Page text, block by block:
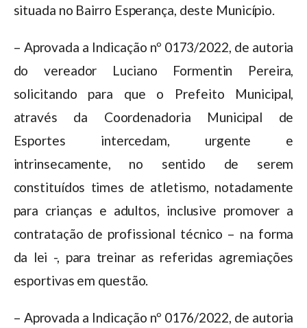
situada no Bairro Esperança, deste Município.
– Aprovada a Indicação nº 0173/2022, de autoria
do vereador Luciano Formentin Pereira,
solicitando para que o Prefeito Municipal,
através da Coordenadoria Municipal de
Esportes intercedam, urgente e
intrinsecamente, no sentido de serem
constituídos times de atletismo, notadamente
para crianças e adultos, inclusive promover a
contratação de profissional técnico – na forma
da lei -, para treinar as referidas agremiações
esportivas em questão.
– Aprovada a Indicação nº 0176/2022, de autoria